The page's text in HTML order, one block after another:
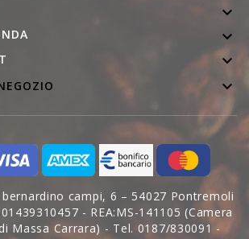




bernardino campi, 6 – 54027 Pontremoli
- REA:MS-141105 (Camera
Massa Carrara) - Tel. 0187/830091 -